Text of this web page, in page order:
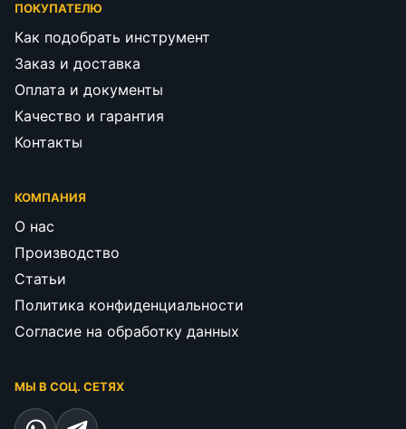
ПОКУПАТЕЛЮ
Как подобрать инструмент
Заказ и доставка
Оплата и документы
Качество и гарантия
Контакты
КОМПАНИЯ
О нас
Производство
Статьи
Политика конфиденциальности
Согласие на обработку данных
МЫ В СОЦ. СЕТЯХ